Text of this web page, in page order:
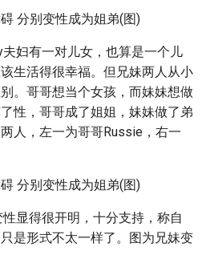
妇有一对儿女，也算是一个儿
生活得很幸福。但兄妹两人从小
。哥哥想当个女孩，而妹妹想做
性，哥哥成了姐姐，妹妹做了弟
人，左一为哥哥Russie，右一
显得很开明，十分支持，称自
是形式不太一样了。图为兄妹变